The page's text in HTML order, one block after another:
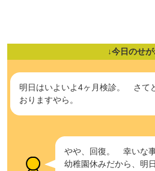
↓今日のせ
明日はいよいよ4ヶ月検診。 さて
おりますやら。
やや、回復。 幸いな
幼稚園休みだから、明